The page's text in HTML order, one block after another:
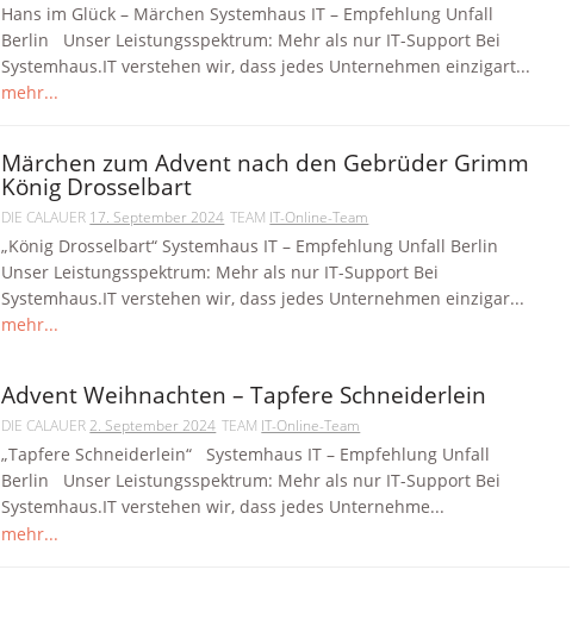
Hans im Glück – Märchen Systemhaus IT – Empfehlung Unfall
Berlin Unser Leistungsspektrum: Mehr als nur IT-Support Bei
Systemhaus.IT verstehen wir, dass jedes Unternehmen einzigart...
mehr...
Märchen zum Advent nach den Gebrüder Grimm
König Drosselbart
DIE CALAUER 17. September 2024 TEAM IT-Online-Team
„König Drosselbart“ Systemhaus IT – Empfehlung Unfall Berlin
Unser Leistungsspektrum: Mehr als nur IT-Support Bei
Systemhaus.IT verstehen wir, dass jedes Unternehmen einzigar...
mehr...
Advent Weihnachten – Tapfere Schneiderlein
DIE CALAUER2. September 2024 TEAM IT-Online-Team
„Tapfere Schneiderlein“ Systemhaus IT – Empfehlung Unfall
Berlin Unser Leistungsspektrum: Mehr als nur IT-Support Bei
Systemhaus.IT verstehen wir, dass jedes Unternehme...
mehr...